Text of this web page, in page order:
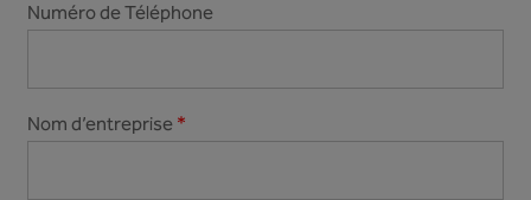
Numéro de Téléphone
Nom d’entreprise*